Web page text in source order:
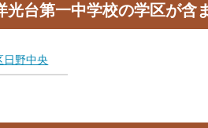
光台第一中学校の学区が含
日野中央